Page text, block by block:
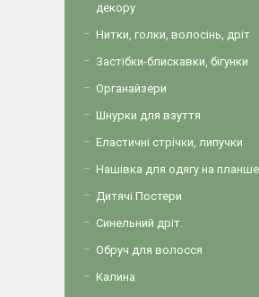
декору
Нитки, голки, волосінь, дріт
Застібки-блискавки, бігунки
Органайзери
Шнурки для взуття
Еластичні стрічки, липучки
Нашівка для одягу на
Дитячі Постери
Синельний дріт.
Обруч для волосся
Калина